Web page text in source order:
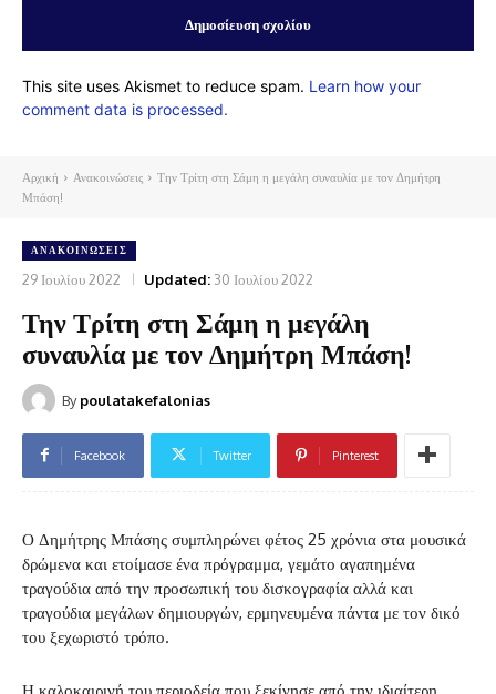
This site uses Akismet to reduce spam. Learn how your
comment data is processed.